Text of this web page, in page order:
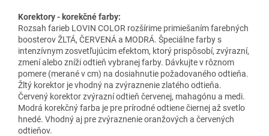
Korektory - korekčné farby:
Rozsah farieb LOVIN COLOR rozšírime primiešaním farebných
boosterov ŽLTÁ, ČERVENÁ a MODRÁ. Špeciálne farby s
intenzívnym zosvetľujúcim efektom, ktorý prispôsobí, zvýrazní,
zmení alebo zníži odtieň vybranej farby. Dávkujte v rôznom
pomere (merané v cm) na dosiahnutie požadovaného odtieňa.
Žltý korektor je vhodný na zvýraznenie zlatého odtieňa.
Červený korektor zvýrazní odtieň červenej, mahagónu a medi.
Modrá korekčný farba je pre prírodné odtiene čiernej až svetlo
hnedé. Vhodný aj pre zvýraznenie oranžových a červených
odtieňov.